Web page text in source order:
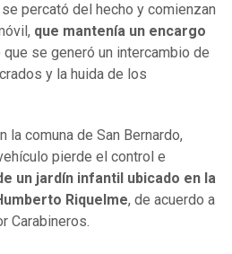
percató del hecho y comienzan
que mantenía un encargo
que se generó un intercambio de
y la huida de los
la comuna de San Bernardo,
pierde el control e
un jardín infantil ubicado en la
Riquelme, de acuerdo a
Carabineros.